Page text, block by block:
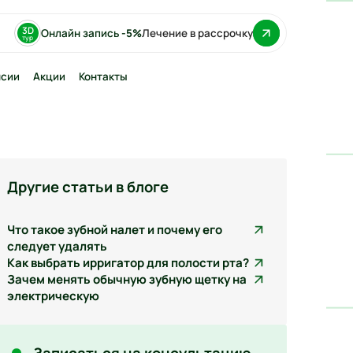
3D
тур Онлайн запись-5%Лечение в рассрочку
Straumann
Osstem (Осстем)
Акции Контакты
Другие статьи в блоге
Что такое зубной налет и почему его
следует удалять
Как выбрать ирригатор для полости рта?
Зачем менять обычную зубную щетку на
электрическую